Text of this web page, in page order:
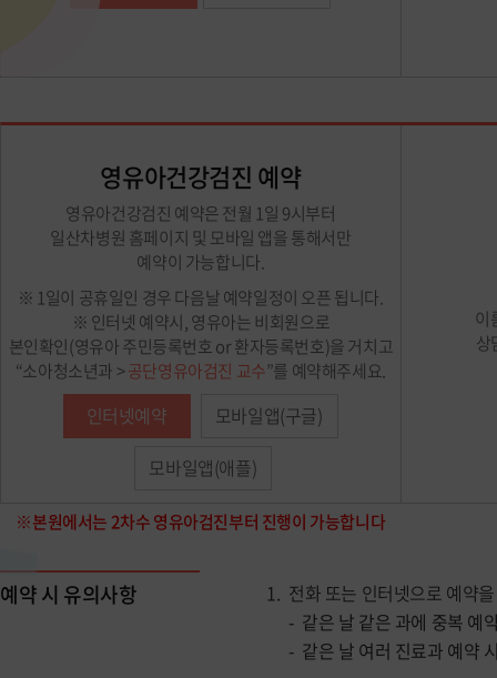
영유아건강검진 예약
영유아건강검진 예약은 전월 1일 9시부터
일산차병원 홈페이지 및 모바일 앱을 통해서만
예약이 가능합니다.
※ 1일이 공휴일인 경우 다음날 예약일정이 오픈 됩니다.
※ 인터넷 예약시, 영유아는 비회원으로
본인확인(영유아 주민등록번호 or 환자등록번호)을 거치고
“소아청소년과 >공단영유아검진 교수”를 예약해주세요.
인터넷예약
모바일앱(구글)
모바일앱(애플)
※본원에서는 2차수 영유아검진부터 진행이 가능합니다
이
상
예약 시 유의사항
전화 또는 인터넷으로 예약
같은 날 같은 과에 중복 예
같은 날 여러 진료과 예약